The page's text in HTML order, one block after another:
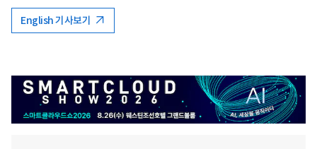
English 기사보기